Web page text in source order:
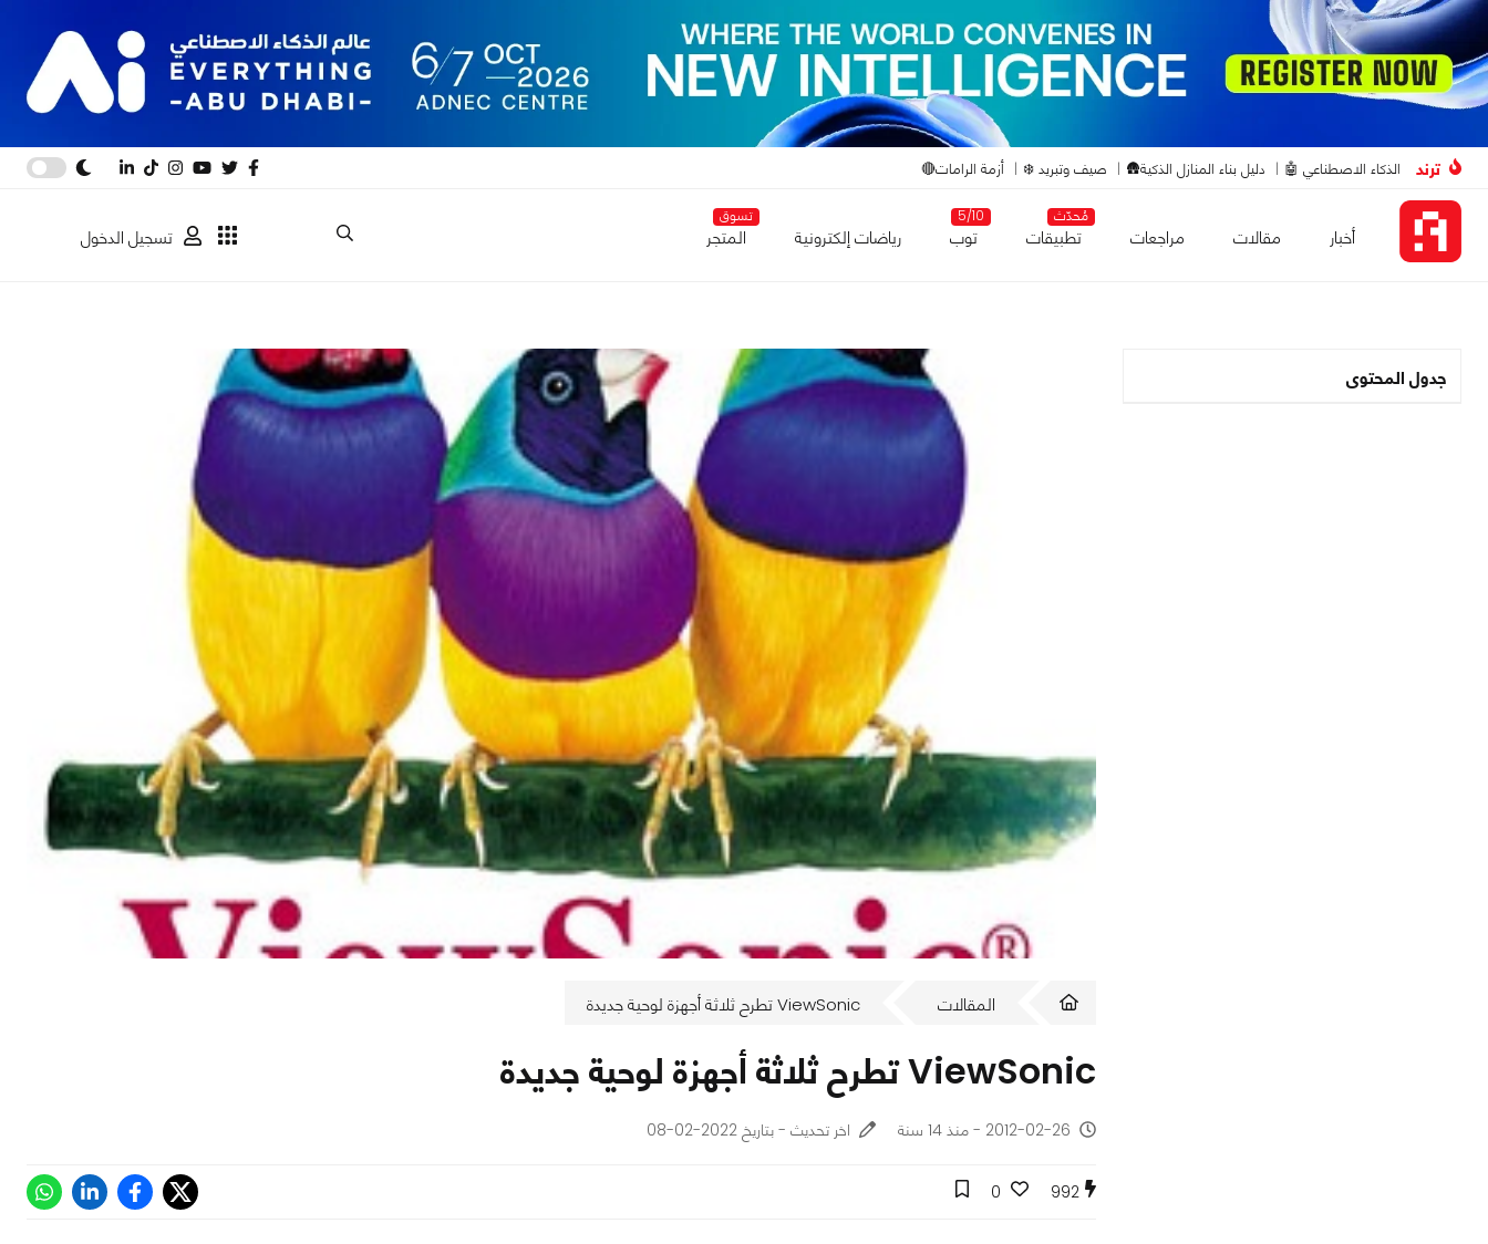
ترند الذكاء الاصطناعي 🤖 دليل بناء المنازل الذكية🛖 صيف وتبريد ❄️ أزمة الرامات🔴
أخبار مقالات مراجعات
مُحدّث
تطبيقات
5/10
توب رياضات إلكترونية
تسوق
المتجر تسجيل الدخول
جدول المحتوى
المقالات ViewSonic تطرح ثلاثة أجهزة لوحية جديدة
ViewSonic تطرح ثلاثة أجهزة لوحية جديدة
2012-02-26 - منذ 14 سنة اخر تحديث - بتاريخ 2022-02-08
992
0